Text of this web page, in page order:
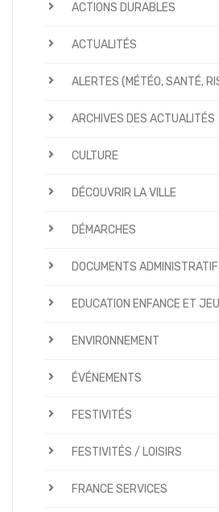
ACTIONS DURABLES
ACTUALITÉS
ALERTES (MÉTÉO, SANTÉ,
ARCHIVES DES ACTUALITÉS
CULTURE
DÉCOUVRIR LA VILLE
DÉMARCHES
DOCUMENTS
EDUCATION ENFANCE ET
ENVIRONNEMENT
ÉVÉNEMENTS
FESTIVITÉS
FESTIVITÉS / LOISIRS
FRANCE SERVICES